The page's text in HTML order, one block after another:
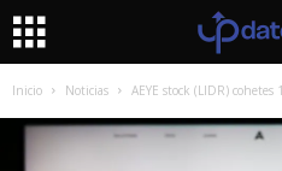
Inicio Noticias AEYE stock (LIDR)